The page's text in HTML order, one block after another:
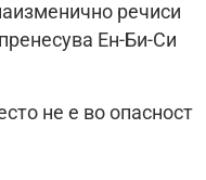
речиси
Ен-Би-Си
не е во опасност